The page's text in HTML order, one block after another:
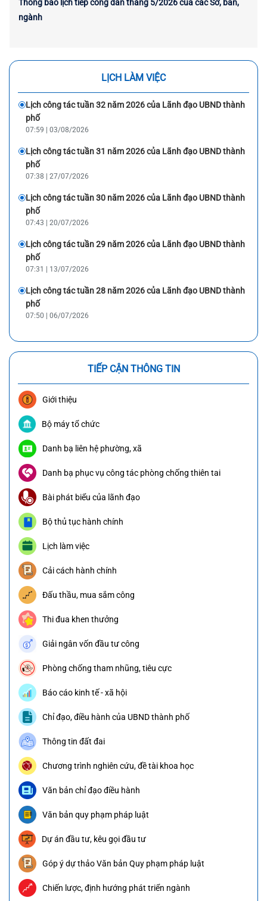
Thông báo lịch tiếp công dân tháng 5/2026 của các Sở, ban,
ngành
LỊCH LÀM VIỆC
Lịch công tác tuần 32 năm 2026 của Lãnh đạo UBND thành
phố
07:59 | 03/08/2026
Lịch công tác tuần 31 năm 2026 của Lãnh đạo UBND thành
phố
07:38 | 27/07/2026
Lịch công tác tuần 30 năm 2026 của Lãnh đạo UBND thành
phố
07:43 | 20/07/2026
Lịch công tác tuần 29 năm 2026 của Lãnh đạo UBND thành
phố
07:31 | 13/07/2026
Lịch công tác tuần 28 năm 2026 của Lãnh đạo UBND thành
phố
07:50 | 06/07/2026
TIẾP CẬN THÔNG TIN
Giới thiệu
Bộ máy tổ chức
Danh bạ liên hệ phường, xã
Danh bạ phục vụ công tác phòng chống thiên tai
Bài phát biểu của lãnh đạo
Bộ thủ tục hành chính
Lịch làm việc
Cải cách hành chính
Đấu thầu, mua sắm công
Thi đua khen thưởng
Giải ngân vốn đầu tư công
Phòng chống tham nhũng, tiêu cực
Báo cáo kinh tế - xã hội
Chỉ đạo, điều hành của UBND thành phố
Thông tin đất đai
Chương trình nghiên cứu, đề tài khoa học
Văn bản chỉ đạo điều hành
Văn bản quy phạm pháp luật
Dự án đầu tư, kêu gọi đầu tư
Góp ý dự thảo Văn bản Quy phạm pháp luật
Chiến lược, định hướng phát triển ngành